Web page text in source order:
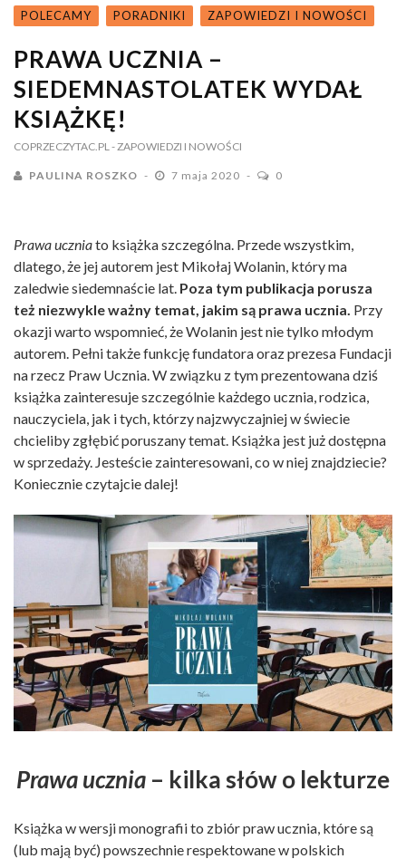
POLECAMY PORADNIKI ZAPOWIEDZI I NOWOŚCI
PRAWA UCZNIA –
SIEDEMNASTOLATEK WYDAŁ
KSIĄŻKĘ!
COPRZECZYTAC.PL - ZAPOWIEDZI I NOWOŚCI
PAULINA ROSZKO 7 maja 2020 0
Prawa uczniato książka szczególna. Przede wszystkim,
dlatego, że jej autorem jest Mikołaj Wolanin, który ma
zaledwie siedemnaście lat. Poza tym publikacja porusza
też niezwykle ważny temat, jakim są prawa ucznia. Przy
okazji warto wspomnieć, że Wolanin jest nie tylko młodym
autorem. Pełni także funkcję fundatora oraz prezesa Fundacji
na rzecz Praw Ucznia. W związku z tym prezentowana dziś
książka zainteresuje szczególnie każdego ucznia, rodzica,
nauczyciela, jak i tych, którzy najzwyczajniej w świecie
chcieliby zgłębić poruszany temat. Książka jest już dostępna
w sprzedaży. Jesteście zainteresowani, co w niej znajdziecie?
Koniecznie czytajcie dalej!
Prawa ucznia – kilka słów o lekturze
Książka w wersji monografii to zbiór praw ucznia, które są
(lub mają być) powszechnie respektowane w polskich